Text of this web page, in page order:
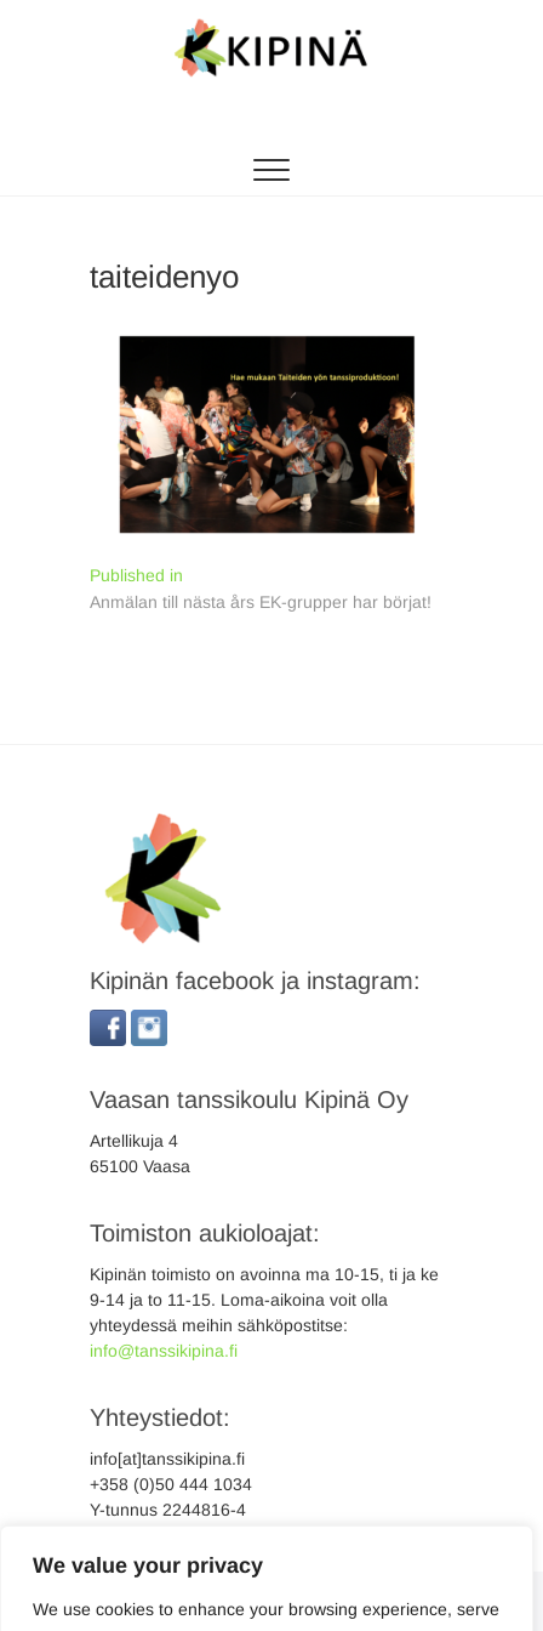
We value your privacy
We use cookies to enhance your browsing experience, serve
taiteidenyo
Inläggsnavigering
Published in
Anmälan till nästa års EK-grupper har börjat!
Kipinän facebook ja instagram:
Vaasan tanssikoulu Kipinä Oy
Artellikuja 4
65100 Vaasa
Toimiston aukioloajat:
Kipinän toimisto on avoinna ma 10-15, ti ja ke
9-14 ja to 11-15. Loma-aikoina voit olla
yhteydessä meihin sähköpostitse:
info@tanssikipina.fi
Yhteystiedot:
info[at]tanssikipina.fi
+358 (0)50 444 1034
Y-tunnus 2244816-4